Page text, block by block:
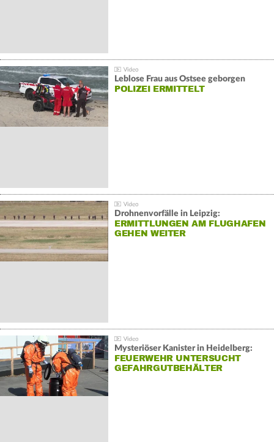
Leblose Frau aus Ostsee geborgen
POLIZEI ERMITTELT
Drohnenvorfälle in Leipzig:
ERMITTLUNGEN AM FLUGHAFEN
GEHEN WEITER
Mysteriöser Kanister in Heidelberg:
FEUERWEHR UNTERSUCHT
GEFAHRGUTBEHÄLTER